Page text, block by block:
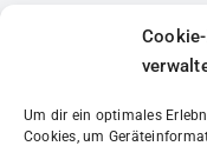
Um dir ein optimales
Cookies, um
Unternehmer im
20. Februar 2026